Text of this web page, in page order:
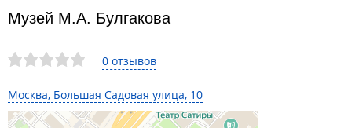
0 отзывов
Москва, Большая Садовая улица, 10
Музей М.А. Булгакова